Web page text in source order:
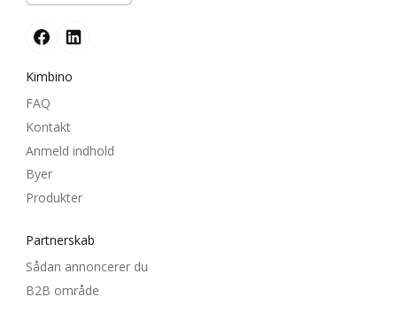
Kimbino
FAQ
Kontakt
Anmeld indhold
Byer
Produkter
Partnerskab
Sådan annoncerer du
B2B område